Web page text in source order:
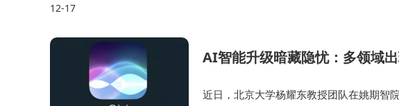
12-17
AI智能升级暗藏隐忧：多领域
近日，北京大学杨耀东教授团队在姚期智